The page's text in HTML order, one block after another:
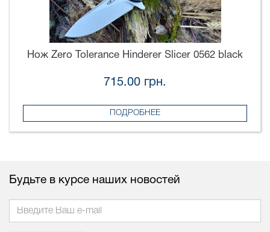
Нож Zero Tolerance Hinderer Slicer 0562 black
715.00 грн.
ПОДРОБНЕЕ
Будьте в курсе наших новостей